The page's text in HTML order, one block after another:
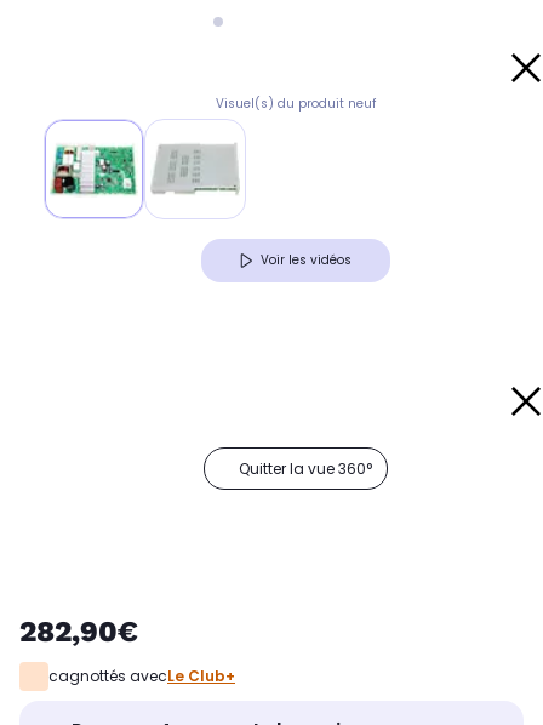
Visuel(s) du produit neuf
Voir les vidéos
Quitter la vue 360°
282,90€
cagnottés avecLe Club+